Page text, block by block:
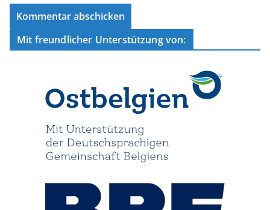
Mit freundlicher Unterstützung von: